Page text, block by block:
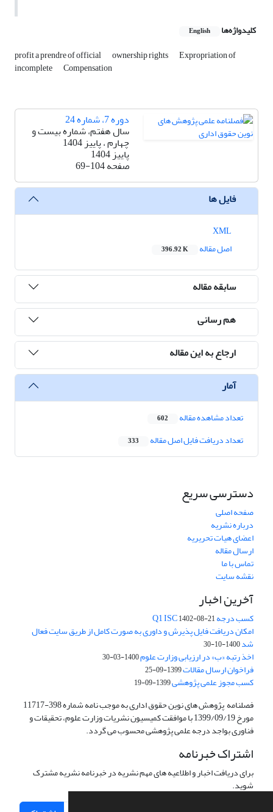
کلیدواژه‌ها English
profit a prendre of official ownership rights Expropriation of
incomplete Compensation
دوره 7، شماره 24
سال هفتم، شماره بیست و
چهارم ، پاییز 1404
پاییز 1404
صفحه69-104
فایل ها
اصل مقاله
396.92 K
سابقه مقاله
هم رسانی
ارجاع به این مقاله
آمار
تعداد مشاهده مقاله 602
تعداد دریافت فایل اصل مقاله 333
دسترسی سریع
صفحه اصلی
درباره نشریه
اعضای هیات تحریریه
ارسال مقاله
تماس با ما
نقشه سایت
آخرین اخبار
کسب درجه Q1 ISC1402-08-21
امکان دریافت فایل پذیرش و داوری به صورت کامل از طریق سایت فعال
شد1400-10-30
اخذ رتبه «ب» در ارزیابی وزارت علوم1400-03-30
فراخوان ارسال مقالات1399-09-25
کسب مجوز علمی پژوهشی1399-09-19
فصلنامه پژوهش های نوین حقوق اداری به موجب نامه شماره 398-11717
مورخ 1399/09/19 با موافقت کمیسیون نشریات وزارت علوم، تحقیقات و
فناوری بواجد درجه علمی پژوهشی محسوب می گردد.
اشتراک خبرنامه
برای دریافت اخبار و اطلاعیه های مهم نشریه در خبرنامه نشریه مشترک
شوید.